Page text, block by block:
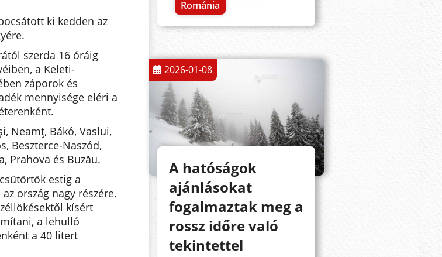
ki kedden az
szerda 16 óráig
a Keleti-
záporok és
mennyisége eléri a
Neamţ, Bákó, Vaslui,
Beszterce-Naszód,
Prahova és Buzău.
estig a
ország nagy részére.
kísért
a lehulló
a 40 litert
Románia
2026-01-08
A hatóságok
ajánlásokat
fogalmaztak meg a
rossz időre való
tekintettel